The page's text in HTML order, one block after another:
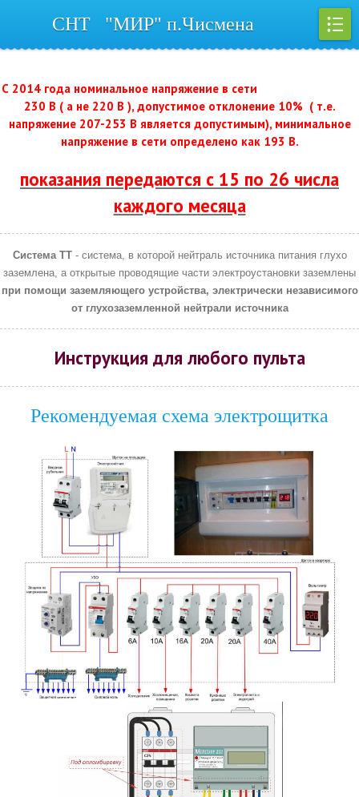
СНТ "МИР" п.Чисмена
С 2014 года номинальное напряжение в сети
230 В ( а не 220 В ), допустимое отклонение 10% ( т.е.
напряжение 207-253 В является допустимым), минимальное
напряжение в сети определено как 193 В.
показания передаются с 15 по 26 числа
каждого месяца
Система TT- система, в которой нейтраль источника питания глухо
заземлена, а открытые проводящие части электроустановки заземлены
при помощи заземляющего устройства, электрически независимого
от глухозаземленной нейтрали источника
Инструкция для любого пульта
Рекомендуемая схема электрощитка